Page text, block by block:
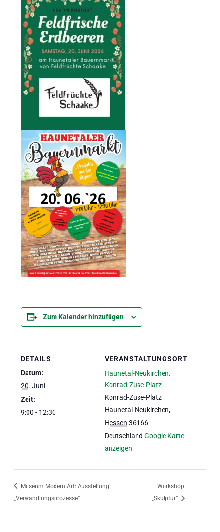
Zum Kalender hinzufügen
DETAILS
Datum:
20. Juni
Zeit:
9:00 - 12:30
VERANSTALTUNGSORT
Haunetal-Neukirchen,
Konrad-Zuse-Platz
Konrad-Zuse-Platz
Haunetal-Neukirchen,
Hessen 36166
Deutschland Google Karte
anzeigen
Museum Modern Art: Ausstellung
„Verwandlungsprozesse“
Workshop
„Skulptur“